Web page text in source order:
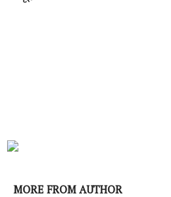
MORE FROM AUTHOR